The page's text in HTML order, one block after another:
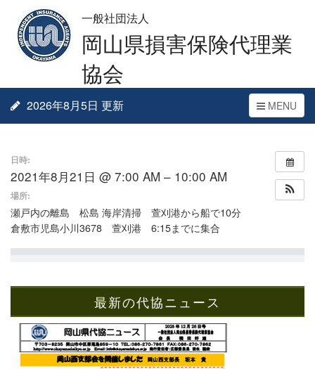
一般社団法人
岡山県損害保険代理業
協会
Toggle
navigation
MENU
2026年8月5日 更新
日時:
2021年8月21日 @ 7:00 AM – 10:00 AM
場所:
瀬戸内の離島 松島 海岸清掃 萱刈港から船で10分
倉敷市児島小川3678 萱刈港 6:15までに集合
最新の代協ニュース